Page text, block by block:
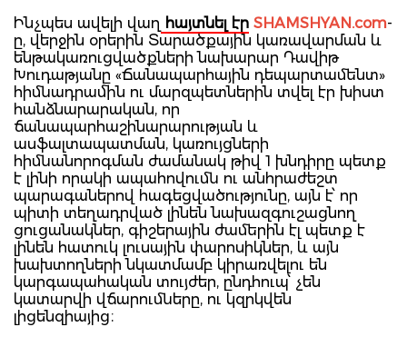
Ինչպես ավելի վաղ հայտնել էր SHAMSHYAN.com-
ը, վերջին օրերին Տարածքային կառավարման և
ենթակառուցվածքների նախարար Դավիթ
Խուդաթյանը «Ճանապարհային դեպարտամենտ»
հիմնադրամին ու մարզպետներին տվել էր խիստ
հանձնարարական, որ
ճանապարհաշինարարության և
ասֆալտապատման, կառույցների
հիմնանորոգման ժամանակ թիվ 1 խնդիրը պետք
է լինի որակի ապահովումն ու անհրաժեշտ
պարագաներով հագեցվածությունը, այն է՝ որ
պիտի տեղադրված լինեն նախազգուշացնող
ցուցանակներ, գիշերային ժամերին էլ պետք է
լինեն հատուկ լուսային փարոսիկներ, և այն
խախտողների նկատմամբ կիրառվելու են
կարգապահական տույժեր, ընդհուպ՝ չեն
կատարվի վճարումները, ու կզրկվեն
լիցենզիայից։